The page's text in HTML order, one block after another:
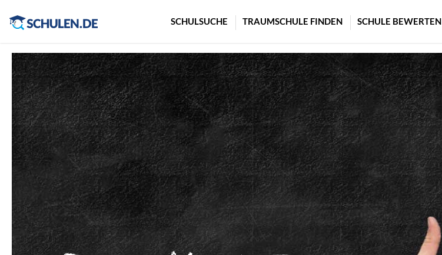
SCHULSUCHE TRAUMSCHULE FINDEN SCHULE BEWERTEN